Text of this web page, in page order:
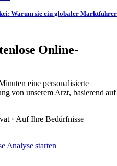
Warum sie ein globaler Marktführer
Online-
eine personalisierte
von unserem Arzt, basierend auf
• Auf Ihre Bedürfnisse
Analyse starten